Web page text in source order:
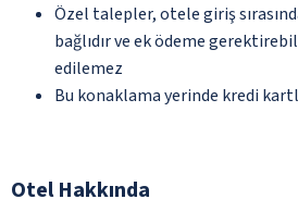
Özel talepler, otele giriş
bağlıdır ve ek ödeme
edilemez
Bu konaklama yerinde kredi
Otel Hakkında